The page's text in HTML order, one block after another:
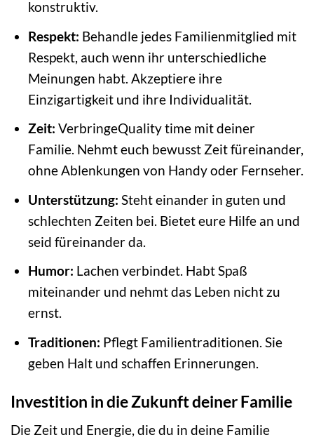
konstruktiv.
Respekt: Behandle jedes Familienmitglied mit
Respekt, auch wenn ihr unterschiedliche
Meinungen habt. Akzeptiere ihre
Einzigartigkeit und ihre Individualität.
Zeit: VerbringeQuality time mit deiner
Familie. Nehmt euch bewusst Zeit füreinander,
ohne Ablenkungen von Handy oder Fernseher.
Unterstützung: Steht einander in guten und
schlechten Zeiten bei. Bietet eure Hilfe an und
seid füreinander da.
Humor: Lachen verbindet. Habt Spaß
miteinander und nehmt das Leben nicht zu
ernst.
Traditionen: Pflegt Familientraditionen. Sie
geben Halt und schaffen Erinnerungen.
Investition in die Zukunft deiner Familie
Die Zeit und Energie, die du in deine Familie